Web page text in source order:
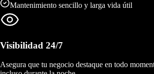
Mantenimiento sencillo y larga vida útil
Visibilidad 24/7
Asegura que tu negocio destaque en todo